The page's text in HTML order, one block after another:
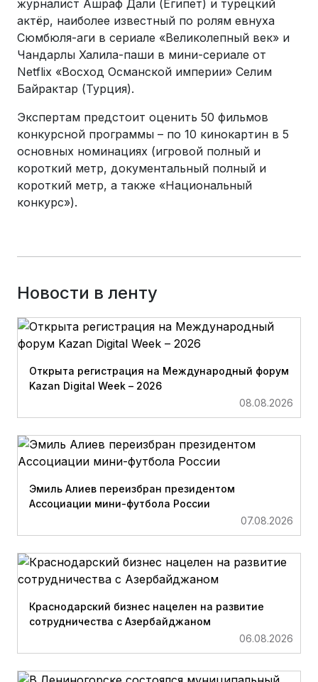
журналист Ашраф Дали (Египет) и турецкий
актёр, наиболее известный по ролям евнуха
Сюмбюля-аги в сериале «Великолепный век» и
Чандарлы Халила-паши в мини-сериале от
Netflix «Восход Османской империи» Селим
Байрактар (Турция).
Экспертам предстоит оценить 50 фильмов
конкурсной программы – по 10 кинокартин в 5
основных номинациях (игровой полный и
короткий метр, документальный полный и
короткий метр, а также «Национальный
конкурс»).
Новости в ленту
Открыта регистрация на Международный форум
Kazan Digital Week – 2026
08.08.2026
Эмиль Алиев переизбран президентом
Ассоциации мини-футбола России
07.08.2026
Краснодарский бизнес нацелен на развитие
сотрудничества с Азербайджаном
06.08.2026